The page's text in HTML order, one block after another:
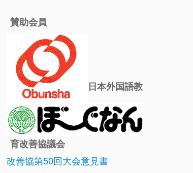
賛助会員
日本外国語教
育改善協議会
改善協第50回大会意見書